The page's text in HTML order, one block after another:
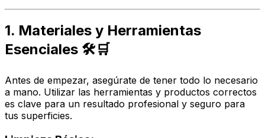
1. Materiales y Herramientas
Esenciales 🛠️🛒
Antes de empezar, asegúrate de tener todo lo necesario
a mano. Utilizar las herramientas y productos correctos
es clave para un resultado profesional y seguro para
tus superficies.